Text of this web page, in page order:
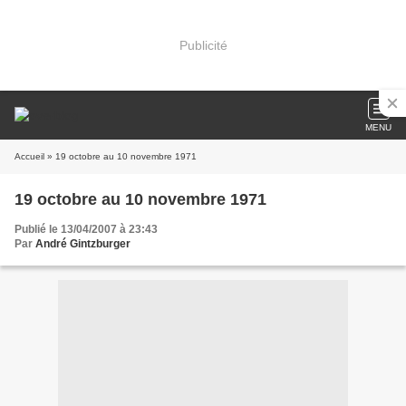
Publicité
MENU
Accueil » 19 octobre au 10 novembre 1971
19 octobre au 10 novembre 1971
Publié le 13/04/2007 à 23:43
Par André Gintzburger